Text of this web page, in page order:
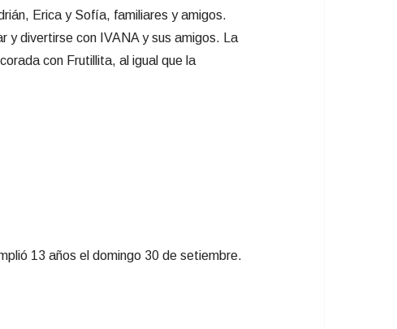
Erica y Sofía, familiares y amigos.
y divertirse con IVANA y sus amigos. La
con Frutillita, al igual que la
13 años el domingo 30 de setiembre.